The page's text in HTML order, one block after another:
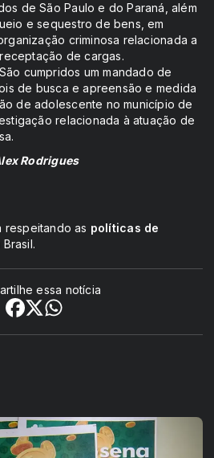
de São Paulo e do Paraná, além
e sequestro de bens, em
criminosa relacionada a
de cargas.
cumpridos um mandado de
de busca e apreensão e medida
de adolescente no município de
relacionada à atuação de
Rodrigues
respeitando as políticas de
essa notícia